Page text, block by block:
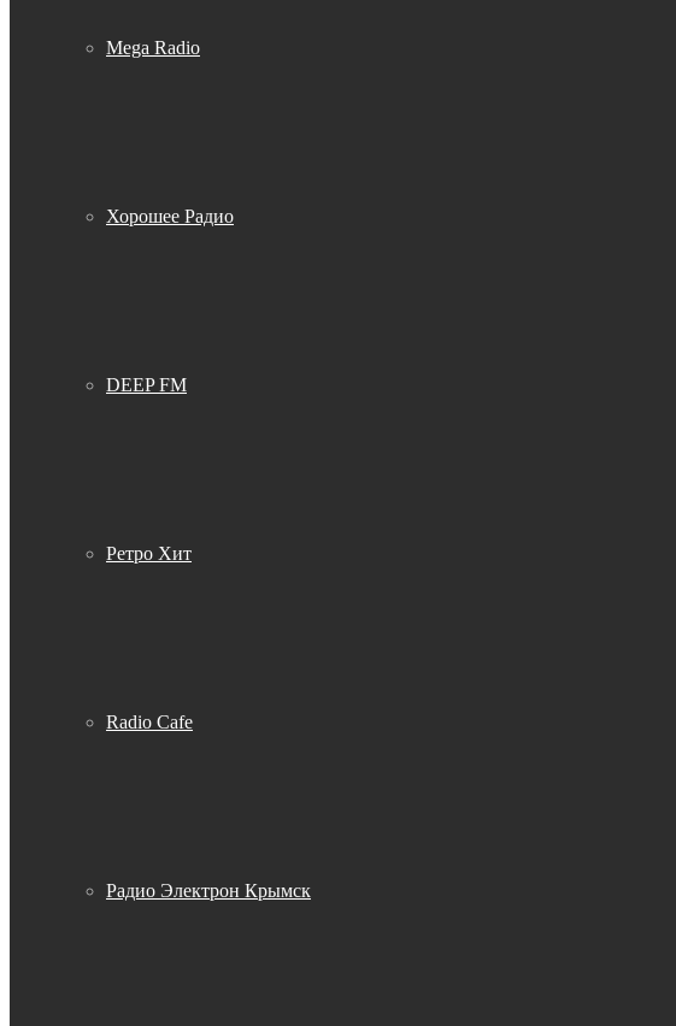
Mega Radio
Хорошее Радио
DEEP FM
Ретро Хит
Radio Cafe
Радио Электрон Крымск